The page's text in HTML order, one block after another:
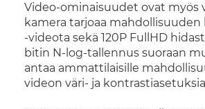
Video-ominaisuudet ovat myös
kamera tarjoaa mahdollisuuden
-videota sekä 120P FullHD
bitin N-log-tallennus suoraan
antaa ammattilaisille
videon väri- ja